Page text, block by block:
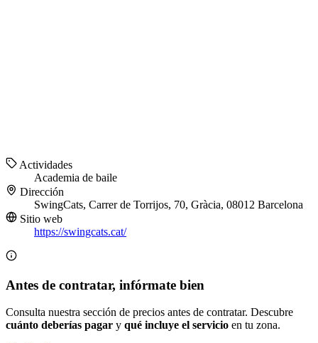
Actividades
Academia de baile
Dirección
SwingCats, Carrer de Torrijos, 70, Gràcia, 08012 Barcelona
Sitio web
https://swingcats.cat/
Antes de contratar, infórmate bien
Consulta nuestra sección de precios antes de contratar. Descubre
cuánto deberías pagar y qué incluye el servicio en tu zona.